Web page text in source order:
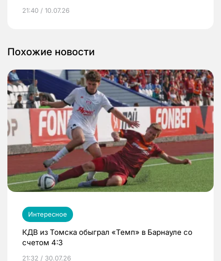
21:40 / 10.07.26
Похожие новости
Интересное
КДВ из Томска обыграл «Темп» в Барнауле со
счетом 4:3
21:32 / 30.07.26